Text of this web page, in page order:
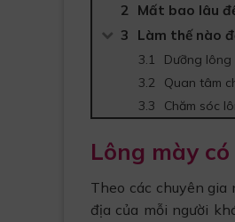
Mất bao lâu
Làm thế nào
Dưỡng lông
Quan tâm
Chăm sóc
Lông mày
Theo các chuyên gia
địa của mỗi người